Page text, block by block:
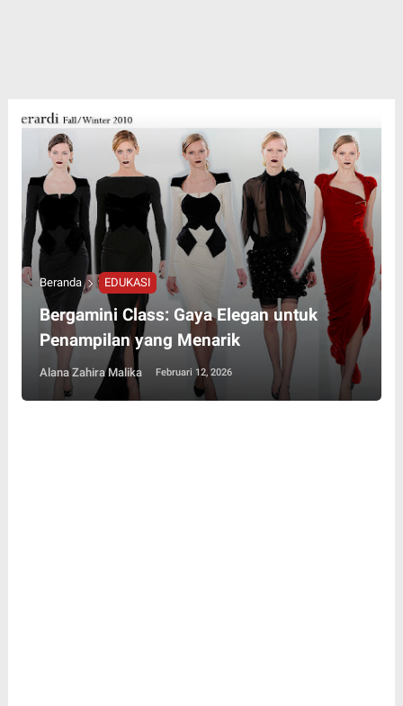
Beranda EDUKASI
Bergamini Class: Gaya Elegan untuk
Penampilan yang Menarik
Alana Zahira Malika Februari 12, 2026